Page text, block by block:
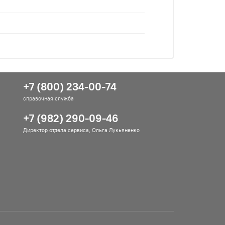
+7 (800) 234-00-74
справочная служба
+7 (982) 290-09-46
Директор отдела сервиса, Ольга Лукьяненко